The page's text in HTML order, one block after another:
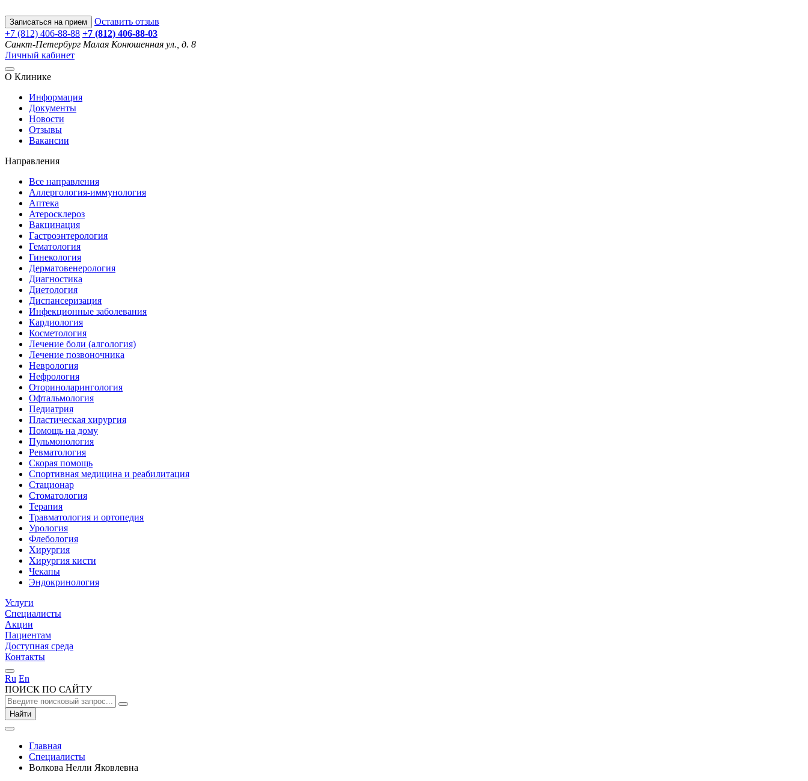
Записаться на прием
Оставить отзыв
+7 (812) 406-88-88 +7 (812) 406-88-03
Санкт-Петербург Малая Конюшенная ул., д. 8
Личный кабинет
О Клинике
Информация
Документы
Новости
Отзывы
Вакансии
Направления
Все направления
Аллергология-иммунология
Аптека
Атеросклероз
Вакцинация
Гастроэнтерология
Гематология
Гинекология
Дерматовенерология
Диагностика
Диетология
Диспансеризация
Инфекционные заболевания
Кардиология
Косметология
Лечение боли (алгология)
Лечение позвоночника
Неврология
Нефрология
Оториноларингология
Офтальмология
Педиатрия
Пластическая хирургия
Помощь на дому
Пульмонология
Ревматология
Скорая помощь
Спортивная медицина и реабилитация
Стационар
Стоматология
Терапия
Травматология и ортопедия
Урология
Флебология
Хирургия
Хирургия кисти
Чекапы
Эндокринология
Услуги
Специалисты
Акции
Пациентам
Доступная среда
Контакты
Ru En
ПОИСК ПО САЙТУ
Найти
Главная
Специалисты
Волкова Нелли Яковлевна